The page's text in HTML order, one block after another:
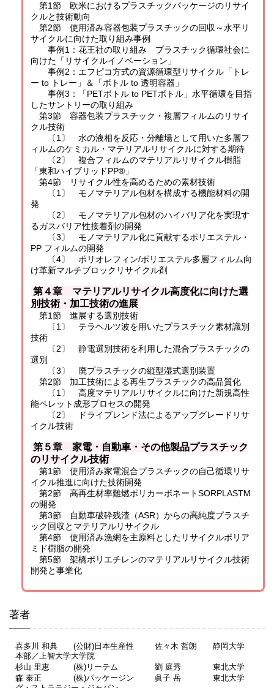
第1節 欧米におけるプラスチックパッケージのリサイ
クルと技術動向
第2節 使用済み容器包装プラスチックの回収～水平リ
サイクルに向けた取り組み事例
事例1：花王社の取り組み プラスチック循環社会に
向けた「リサイクルイノベーション」
事例2：エフピコ方式の資源循環型リサイクル「トレ
ー to トレー」＆「ボトル to 透明容器」
事例3：「PETボトル to PETボトル」水平循環を目指
したサントリーの取り組み
第3節 容器包装プラスチック・複層フィルムのリサイ
クル技術
〔1〕 水の液相を反応・分離場として用いた多層フ
ィルムのケミカル・マテリアルリサイクルに対する期待
〔2〕 複合フィルムのマテリアルリサイクル樹脂
「東和ハイブリッドPP®」
第4節 リサイクル性を高めるための素材技術
〔1〕 モノマテリアル包材を構成する機能材料の開
発
〔2〕 モノマテリアル包材のハイバリア化を実現す
るガスバリア性接着剤の開発
〔3〕 モノマテリアル化に貢献するポリエステル・
PP フィルムの開発
〔4〕 ポリオレフィン/ポリエステル多層フィルム向
け革新マルチブロックリサイクル剤
第４章 マテリアルリサイクル高度化に向けた選
別技術・加工技術の進展
第1節 進展する選別技術
〔1〕 テラヘルツ波を用いたプラスチック素材識別
技術
〔2〕 静電選別技術を利用した混合プラスチックの
選別
〔3〕 廃プラスチックの縦型湿式選別装置
第2節 加工技術による再生プラスチックの高品質化
〔1〕 高度マテリアルリサイクルに向けた新規高性
能ペレット成形プロセスの開発
〔2〕 ドライブレンド法によるアップグレードリサ
イクル技術
第５章 家電・自動車・その他製品プラスチック
のリサイクル技術
第1節 使用済み家電混合プラスチックの自己循環リサ
イクル推進に向けた技術開発
第2節 高再生材率難燃ポリカーボネートSORPLASTM
の開発
第3節 自動車破砕残渣（ASR）からの高純度プラスチ
ック回収とマテリアルリサイクル
第4節 使用済み漁網を主原料としたリサイクルポリア
ミド樹脂の開発
第5節 架橋ポリエチレンのマテリアルリサイクル技術
開発と事業化
著者
喜多川 和典 (公財)日本生産性
本部／上智大学大学院
佐々木 哲朗 静岡大学
杉山 里恵 (株)リーテム
劉 庭秀 東北大学
森 泰正 (株)パッケージン
眞子 岳 東北大学